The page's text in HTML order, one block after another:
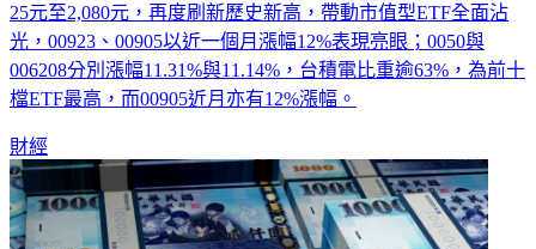
25元至2,080元，再度刷新歷史新高，帶動市值型ETF全面沾
光，00923、00905以近一個月漲幅12%表現亮眼；0050與
006208分別漲幅11.31%與11.14%，台積電比重逾63%，為前十
檔ETF最高，而00905近月亦有12%漲幅。
財經